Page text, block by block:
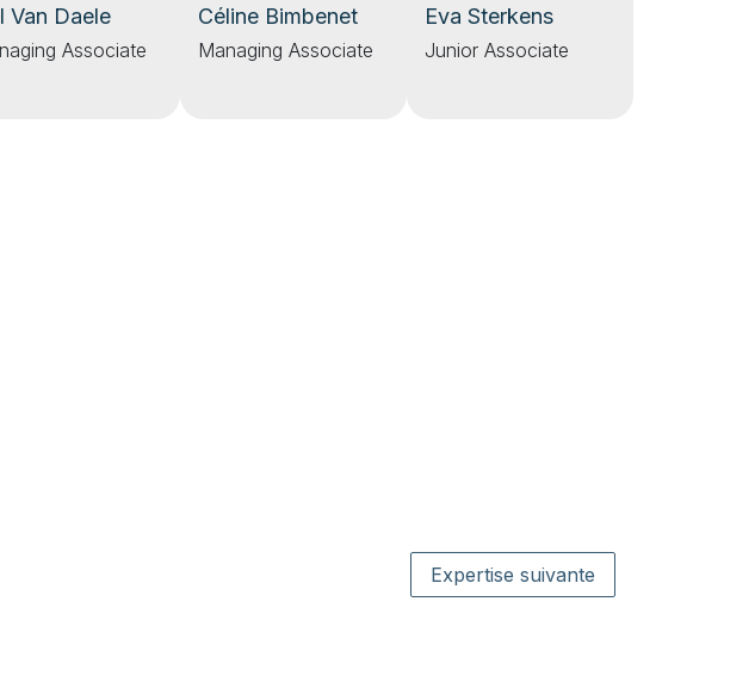
Van Daele
Associate
Céline Bimbenet
Managing Associate
Eva Sterkens
Junior Associate
Expertise suivante